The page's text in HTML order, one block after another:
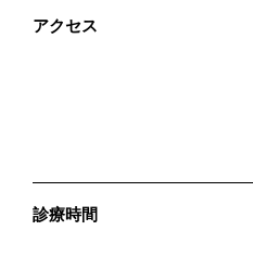
アクセス
診療時間